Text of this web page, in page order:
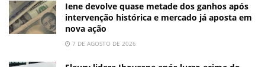
Iene devolve quase metade dos ganhos após
intervenção histórica e mercado já aposta em
nova ação
7 DE AGOSTO DE 2026